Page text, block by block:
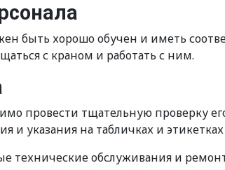
быть хорошо обучен и иметь
с краном и работать с ним.
провести тщательную проверку
указания на табличках и
технические обслуживания и